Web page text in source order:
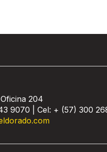
204
9070 | Cel: + (57) 300